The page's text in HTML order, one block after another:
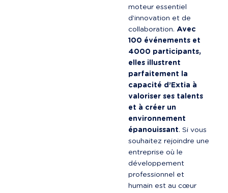
moteur essentiel
d’innovation et de
collaboration. Avec
100 événements et
4000 participants,
elles illustrent
parfaitement la
capacité d’Extia à
valoriser ses talents
et à créer un
environnement
épanouissant. Si vous
souhaitez rejoindre une
entreprise où le
développement
professionnel et
humain est au cœur